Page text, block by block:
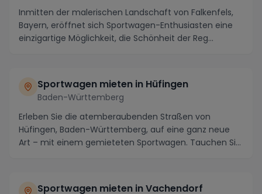
Inmitten der malerischen Landschaft von Falkenfels,
Bayern, eröffnet sich Sportwagen-Enthusiasten eine
einzigartige Möglichkeit, die Schönheit der Reg...
Sportwagen mieten in Hüfingen
Baden-Württemberg
Erleben Sie die atemberaubenden Straßen von
Hüfingen, Baden-Württemberg, auf eine ganz neue
Art – mit einem gemieteten Sportwagen. Tauchen Sie
Sportwagen mieten in Vachendorf